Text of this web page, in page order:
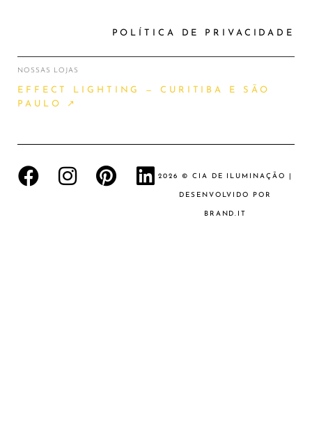
POLÍTICA DE PRIVACIDADE
NOSSAS LOJAS
EFFECT LIGHTING — CURITIBA E SÃO
PAULO ↗
2026 © CIA DE ILUMINAÇÃO |
DESENVOLVIDO POR
BRAND.IT